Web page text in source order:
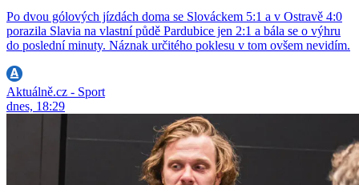
Po dvou gólových jízdách doma se Slováckem 5:1 a v Ostravě 4:0
porazila Slavia na vlastní půdě Pardubice jen 2:1 a bála se o výhru
do poslední minuty. Náznak určitého poklesu v tom ovšem nevidím.
Aktuálně.cz - Sport
dnes, 18:29